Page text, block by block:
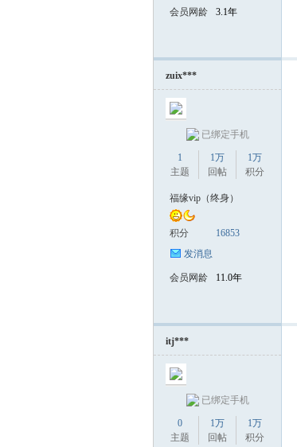
会员网龄 3.1年
zuix***
已绑定手机
1
主题
1万
回帖
1万
积分
福缘vip（终身）
积分
16853
发消息
会员网龄 11.0年
itj***
已绑定手机
0
主题
1万
回帖
1万
积分